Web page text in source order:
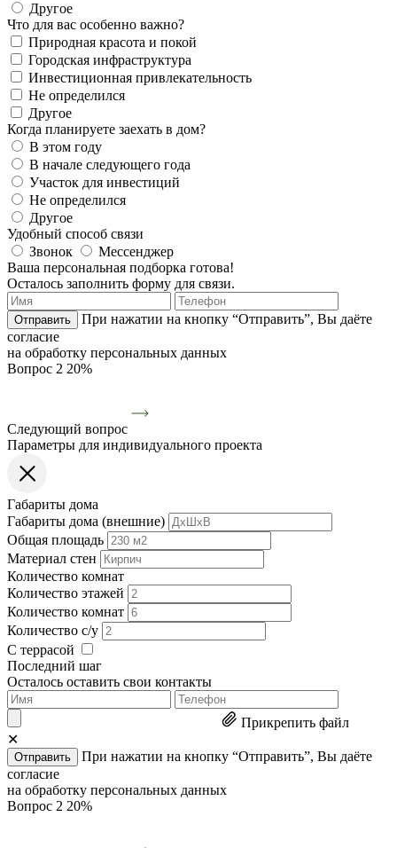
Другое
Что для вас особенно важно?
Природная красота и покой
Городская инфраструктура
Инвестиционная привлекательность
Не определился
Другое
Когда планируете заехать в дом?
В этом году
В начале следующего года
Участок для инвестиций
Не определился
Другое
Удобный способ связи
Звонок
Мессенджер
Ваша персональная подборка готова!
Осталось заполнить форму для связи.
Отправить
При нажатии на кнопку “Отправить”, Вы даёте
согласие
на обработку персональных данных
Вопрос 2 20%
Следующий вопрос
Параметры для индивидуального проекта
Габариты дома
Габариты дома (внешние)
Общая площадь
Материал стен
Количество комнат
Количество этажей
Количество комнат
Количество с/у
С террасой
Последний шаг
Осталось оставить свои контакты
Прикрепить файл
✕
Отправить
При нажатии на кнопку “Отправить”, Вы даёте
согласие
на обработку персональных данных
Вопрос 2 20%